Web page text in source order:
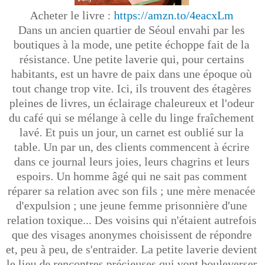
Acheter le livre : https://amzn.to/4eacxLm
Dans un ancien quartier de Séoul envahi par les
boutiques à la mode, une petite échoppe fait de la
résistance. Une petite laverie qui, pour certains
habitants, est un havre de paix dans une époque où
tout change trop vite. Ici, ils trouvent des étagères
pleines de livres, un éclairage chaleureux et l'odeur
du café qui se mélange à celle du linge fraîchement
lavé. Et puis un jour, un carnet est oublié sur la
table. Un par un, des clients commencent à écrire
dans ce journal leurs joies, leurs chagrins et leurs
espoirs. Un homme âgé qui ne sait pas comment
réparer sa relation avec son fils ; une mère menacée
d'expulsion ; une jeune femme prisonnière d'une
relation toxique... Des voisins qui n'étaient autrefois
que des visages anonymes choisissent de répondre
et, peu à peu, de s'entraider. La petite laverie devient